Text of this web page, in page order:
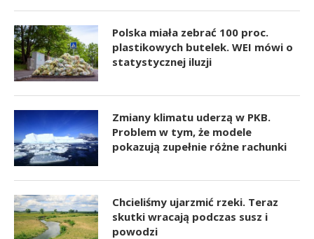
Polska miała zebrać 100 proc.
plastikowych butelek. WEI mówi o
statystycznej iluzji
Zmiany klimatu uderzą w PKB.
Problem w tym, że modele
pokazują zupełnie różne rachunki
Chcieliśmy ujarzmić rzeki. Teraz
skutki wracają podczas susz i
powodzi